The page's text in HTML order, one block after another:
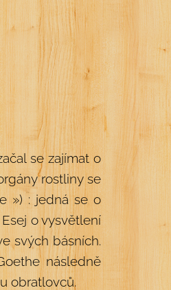
se zajímat o
rostliny se
») : jedná se o
o vysvětlení
svých básních.
následně
obratlovců.